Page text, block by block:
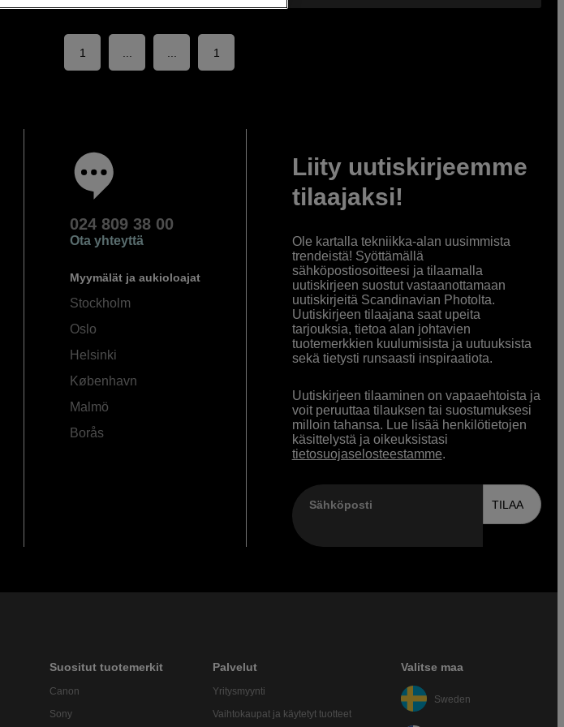
1 1
024 809 38 00
Ota yhteyttä
Myymälät ja aukioloajat
Stockholm
Oslo
Helsinki
København
Malmö
Borås
Liity uutiskirjeemme
tilaajaksi!
Ole kartalla tekniikka-alan uusimmista
trendeistä! Syöttämällä
sähköpostiosoitteesi ja tilaamalla
uutiskirjeen suostut vastaanottamaan
uutiskirjeitä Scandinavian Photolta.
Uutiskirjeen tilaajana saat upeita
tarjouksia, tietoa alan johtavien
tuotemerkkien kuulumisista ja uutuuksista
sekä tietysti runsaasti inspiraatiota.
Uutiskirjeen tilaaminen on vapaaehtoista ja
voit peruuttaa tilauksen tai suostumuksesi
milloin tahansa. Lue lisää henkilötietojen
käsittelystä ja oikeuksistasi
tietosuojaselosteestamme.
Sähköposti TILAA
Suositut tuotemerkit
Canon
Sony
Palvelut
Yritysmyynti
Vaihtokaupat ja käytetyt tuotteet
Valitse maa
Sweden